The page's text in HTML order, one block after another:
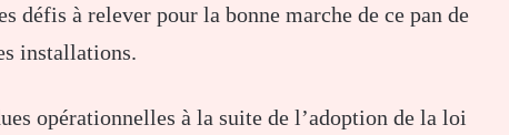
défis à relever pour la bonne marche de ce pan de
installations.
opérationnelles à la suite de l’adoption de la loi